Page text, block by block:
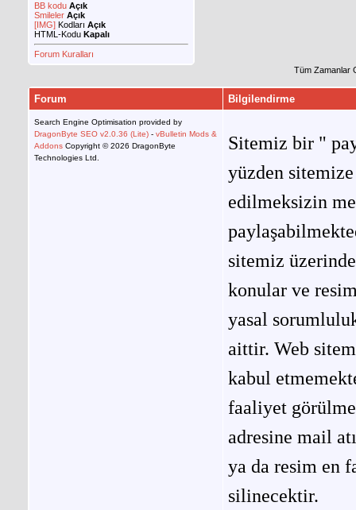
BB kodu Açık
Smileler Açık
[IMG] Kodları Açık
HTML-Kodu Kapalı
Forum Kuralları
Tüm Zamanlar
Forum Bilgilendirme
Search Engine Optimisation provided by
DragonByte SEO v2.0.36 (Lite) - vBulletin Mods &
Addons Copyright © 2026 DragonByte
Technologies Ltd.
Sitemiz bir "
yüzden
edilmeksizin
sitemiz
konular ve
yasal
aittir. Web
kabul
faaliyet
adresine mail
ya da resim en
silinecektir.